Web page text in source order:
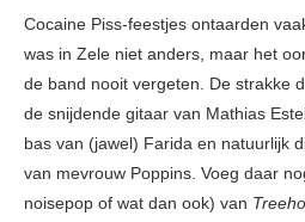
Cocaine Piss-feestjes ontaarden
was in Zele niet anders, maar het
de band nooit vergeten. De strakke
de snijdende gitaar van Mathias
bas van (jawel) Farida en natuurlijk
van mevrouw Poppins. Voeg daar
noisepop of wat dan ook) van